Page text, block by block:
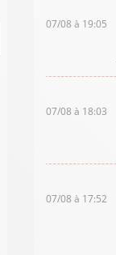
07/08 à 19:05
07/08 à 18:03
07/08 à 17:52